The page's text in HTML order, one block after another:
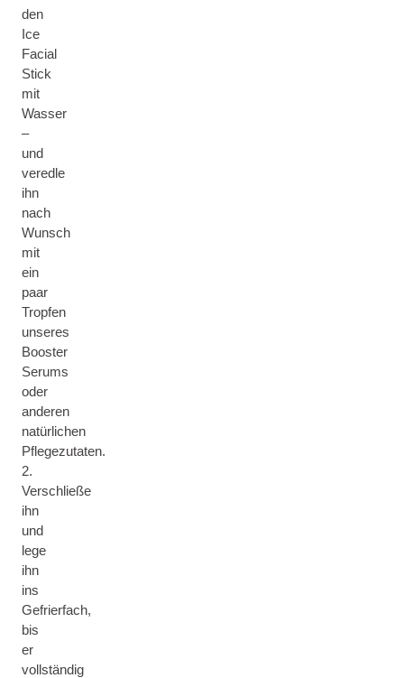
den
Ice
Facial
Stick
mit
Wasser
–
und
veredle
ihn
nach
Wunsch
mit
ein
paar
Tropfen
unseres
Booster
Serums
oder
anderen
natürlichen
Pflegezutaten.
2.
Verschließe
ihn
und
lege
ihn
ins
Gefrierfach,
bis
er
vollständig